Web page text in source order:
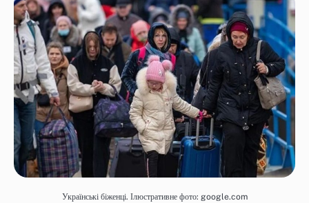
Українські біженці. Ілюстративне фото: google.com